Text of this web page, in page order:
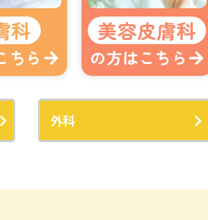
科
ちら
美容皮膚科
の方はこちら
外科